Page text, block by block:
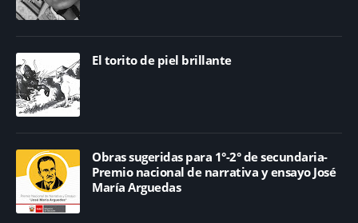
El torito de piel brillante
Obras sugeridas para 1°-2° de secundaria-
Premio nacional de narrativa y ensayo José
María Arguedas